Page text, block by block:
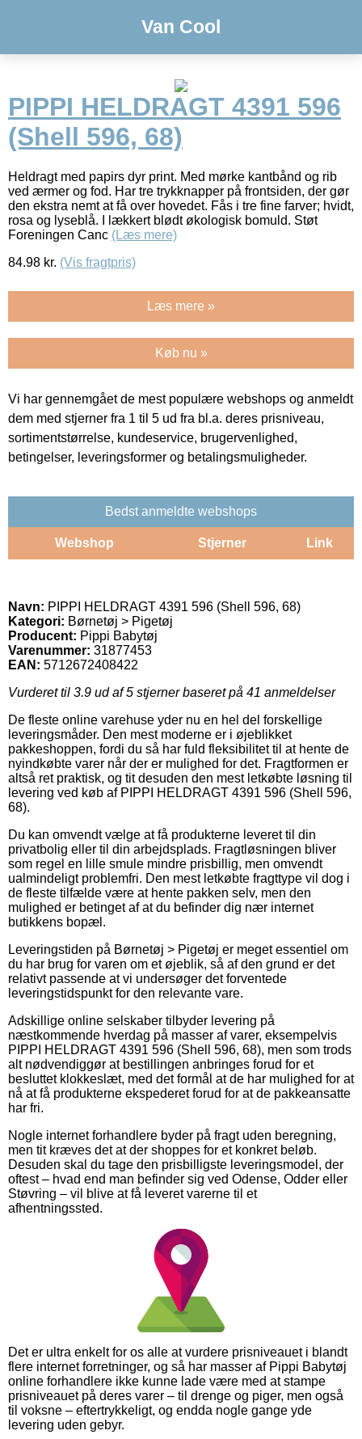
Van Cool
PIPPI HELDRAGT 4391 596
(Shell 596, 68)
Heldragt med papirs dyr print. Med mørke kantbånd og rib
ved ærmer og fod. Har tre trykknapper på frontsiden, der gør
den ekstra nemt at få over hovedet. Fås i tre fine farver; hvidt,
rosa og lyseblå. I lækkert blødt økologisk bomuld. Støt
Foreningen Canc (Læs mere)
84.98 kr. (Vis fragtpris)
Læs mere »
Køb nu »
Vi har gennemgået de mest populære webshops og anmeldt
dem med stjerner fra 1 til 5 ud fra bl.a. deres prisniveau,
sortimentstørrelse, kundeservice, brugervenlighed,
betingelser, leveringsformer og betalingsmuligheder.
Bedst anmeldte webshops
Webshop Stjerner Link
Navn: PIPPI HELDRAGT 4391 596 (Shell 596, 68)
Kategori: Børnetøj > Pigetøj
Producent: Pippi Babytøj
Varenummer: 31877453
EAN: 5712672408422
Vurderet til 3.9 ud af 5 stjerner baseret på 41 anmeldelser
De fleste online varehuse yder nu en hel del forskellige
leveringsmåder. Den mest moderne er i øjeblikket
pakkeshoppen, fordi du så har fuld fleksibilitet til at hente de
nyindkøbte varer når der er mulighed for det. Fragtformen er
altså ret praktisk, og tit desuden den mest letkøbte løsning til
levering ved køb af PIPPI HELDRAGT 4391 596 (Shell 596,
68).
Du kan omvendt vælge at få produkterne leveret til din
privatbolig eller til din arbejdsplads. Fragtløsningen bliver
som regel en lille smule mindre prisbillig, men omvendt
ualmindeligt problemfri. Den mest letkøbte fragttype vil dog i
de fleste tilfælde være at hente pakken selv, men den
mulighed er betinget af at du befinder dig nær internet
butikkens bopæl.
Leveringstiden på Børnetøj > Pigetøj er meget essentiel om
du har brug for varen om et øjeblik, så af den grund er det
relativt passende at vi undersøger det forventede
leveringstidspunkt for den relevante vare.
Adskillige online selskaber tilbyder levering på
næstkommende hverdag på masser af varer, eksempelvis
PIPPI HELDRAGT 4391 596 (Shell 596, 68), men som trods
alt nødvendiggør at bestillingen anbringes forud for et
besluttet klokkeslæt, med det formål at de har mulighed for at
nå at få produkterne ekspederet forud for at de pakkeansatte
har fri.
Nogle internet forhandlere byder på fragt uden beregning,
men tit kræves det at der shoppes for et konkret beløb.
Desuden skal du tage den prisbilligste leveringsmodel, der
oftest – hvad end man befinder sig ved Odense, Odder eller
Støvring – vil blive at få leveret varerne til et
afhentningssted.
Det er ultra enkelt for os alle at vurdere prisniveauet i blandt
flere internet forretninger, og så har masser af Pippi Babytøj
online forhandlere ikke kunne lade være med at stampe
prisniveauet på deres varer – til drenge og piger, men også
til voksne – eftertrykkeligt, og endda nogle gange yde
levering uden gebyr.